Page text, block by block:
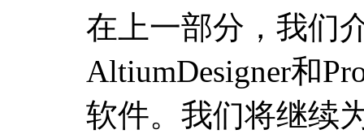
在上一部分，我们
AltiumDesigner和
软件。我们将继续